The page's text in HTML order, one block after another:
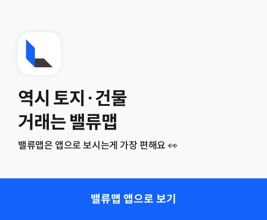
역시 토지·건물
거래는 밸류맵
밸류맵은 앱으로 보시는게 가장 편해요 👀
밸류맵 앱으로 보기